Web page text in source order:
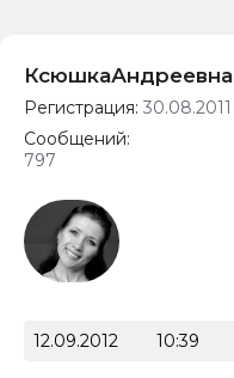
КсюшкаАндреевна
Регистрация: 30.08.2011
Сообщений:
797
12.09.2012 10:39